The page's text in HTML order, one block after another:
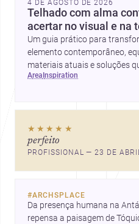
4 DE AGOSTO DE 2026
Telhado com alma
acertar no visual e na
Um guia prático para
elemento contemporâneo,
materiais atuais e soluções
conforto da casa.
area inspiration
★★★★★
perfeito
PROFISSIONAL — 23 DE
#ARCHSPLACE
Da presença humana na
repensa a paisagem de